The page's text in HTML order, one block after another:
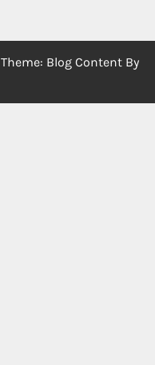
Theme: Blog Content By